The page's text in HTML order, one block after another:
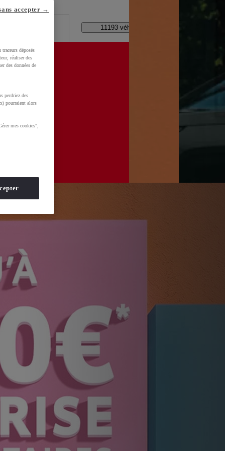
?
11193 véhicules disponibles
déposés
réaliser des
des données de
perdriez des
pourraient alors
mes cookies",
accepter →